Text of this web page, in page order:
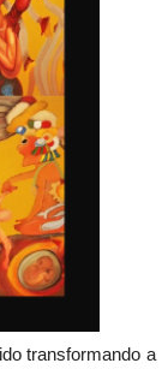
transformando a